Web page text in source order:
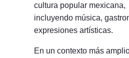
cultura popular mexicana,
incluyendo música,
expresiones artísticas.
En un contexto más